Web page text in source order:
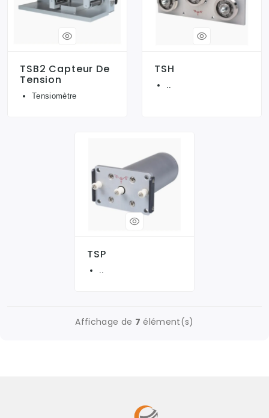
TSB2 Capteur De
Tension
Tensiomètre
TSH
TSP
..
Affichage de 7 élément(s)